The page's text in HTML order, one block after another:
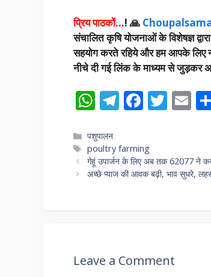
प्रिय पाठकों…! 🙏
संचालित कृषि योजनाओं के विशेषज्ञ
सहयोग करते रहिये और हम आपके लिए
नीचे दी गई लिंक के माध्यम से जुड़कर
W
at
s
A
T
e
gr
a
F
b
o
T
er
E
l
Categories
पशुपालन
Tags
poultry farming
गेहूं उपार्जन के लिए अब तक 62077 ने
अच्छे प्याज की आवक बढ़ी, भाव सुधरे,
Leave a Comment